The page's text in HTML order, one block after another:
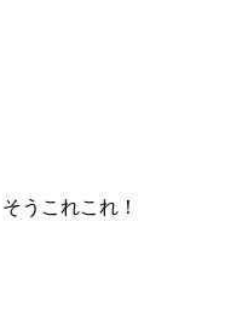
うこれこれ！